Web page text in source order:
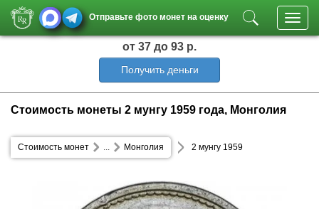
Отправьте фото монет на оценку
от 37 до 93 р.
Получить деньги
Стоимость монеты 2 мунгу 1959 года, Монголия
Стоимость монет Монголия
... 2 мунгу 1959